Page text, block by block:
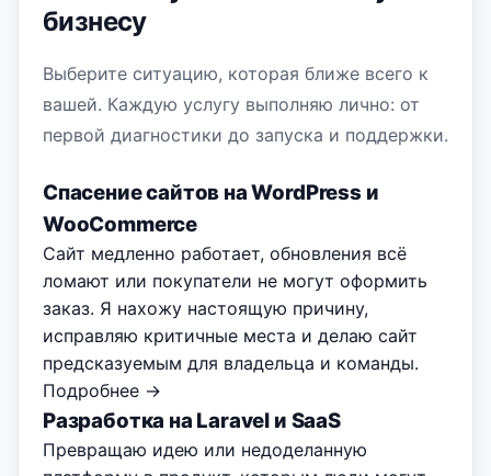
бизнесу
Выберите ситуацию, которая ближе всего к
вашей. Каждую услугу выполняю лично: от
первой диагностики до запуска и поддержки.
Спасение сайтов на WordPress и
WooCommerce
Сайт медленно работает, обновления всё
ломают или покупатели не могут оформить
заказ. Я нахожу настоящую причину,
исправляю критичные места и делаю сайт
предсказуемым для владельца и команды.
Подробнее →
Разработка на Laravel и SaaS
Превращаю идею или недоделанную